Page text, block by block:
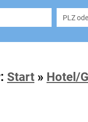
Start » Hotel/